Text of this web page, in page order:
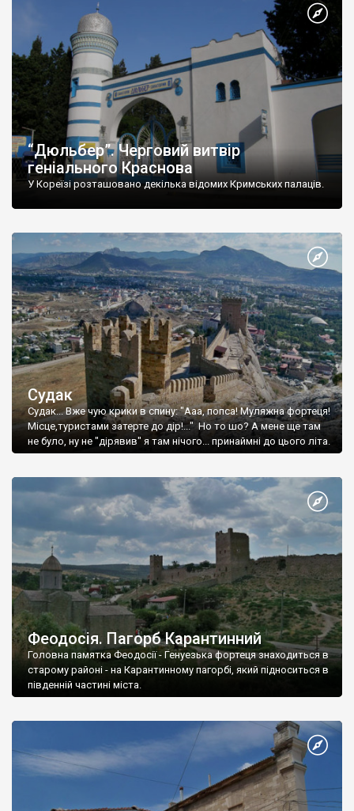
“Дюльбер”. Черговий витвір
геніального Краснова
У Кореїзі розташовано декілька відомих Кримських палаців.
Судак
Судак... Вже чую крики в спину: "Ааа, попса! Муляжна фортеця!
Місце,туристами затерте до дір!..." Но то шо? А мене ще там
не було, ну не "дірявив" я там нічого... принаймні до цього літа.
Феодосія. Пагорб Карантинний
Головна памятка Феодосії - Генуезька фортеця знаходиться в
старому районі - на Карантинному пагорбі, який підноситься в
південній частині міста.